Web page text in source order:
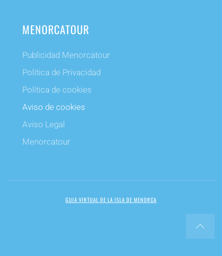
MENORCATOUR
Publicidad Menorcatour
Política de Privacidad
Política de cookies
Aviso de cookies
Aviso Legal
Menorcatour
GUIA VIRTUAL DE LA ISLA DE MENORCA